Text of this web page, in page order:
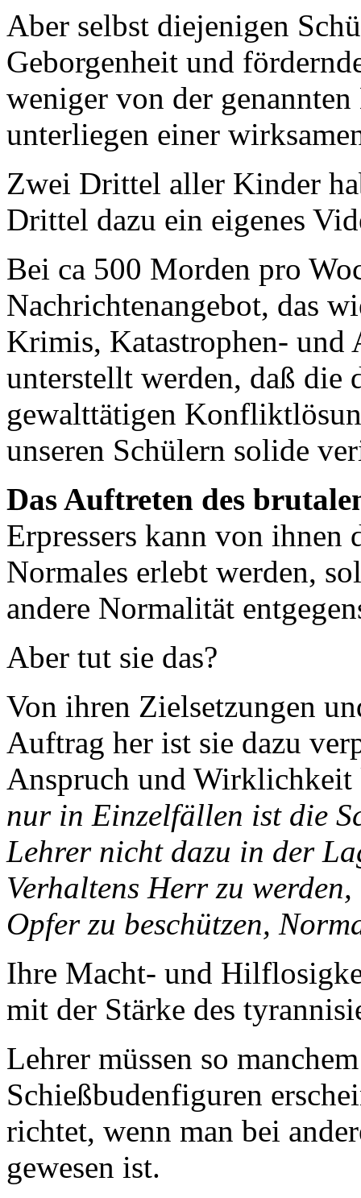
Aber selbst diejenigen
Geborgenheit und
weniger von der
unterliegen einer
Zwei Drittel aller Kinder
Drittel dazu ein eigenes
Bei ca 500 Morden pro
Nachrichtenangebot, das
Krimis, Katastrophen-
unterstellt werden, daß die
gewalttätigen
unseren Schülern solide
Das Auftreten des
Erpressers kann von ihnen
Normales erlebt werden,
andere Normalität
Aber tut sie das?
Von ihren Zielsetzungen
Auftrag her ist sie dazu
Anspruch und
nur in Einzelfällen ist die
Lehrer nicht dazu in der
Verhaltens Herr zu
Opfer zu beschützen,
Ihre Macht- und
mit der Stärke des
Lehrer müssen so
Schießbudenfiguren
richtet, wenn man bei
gewesen ist.